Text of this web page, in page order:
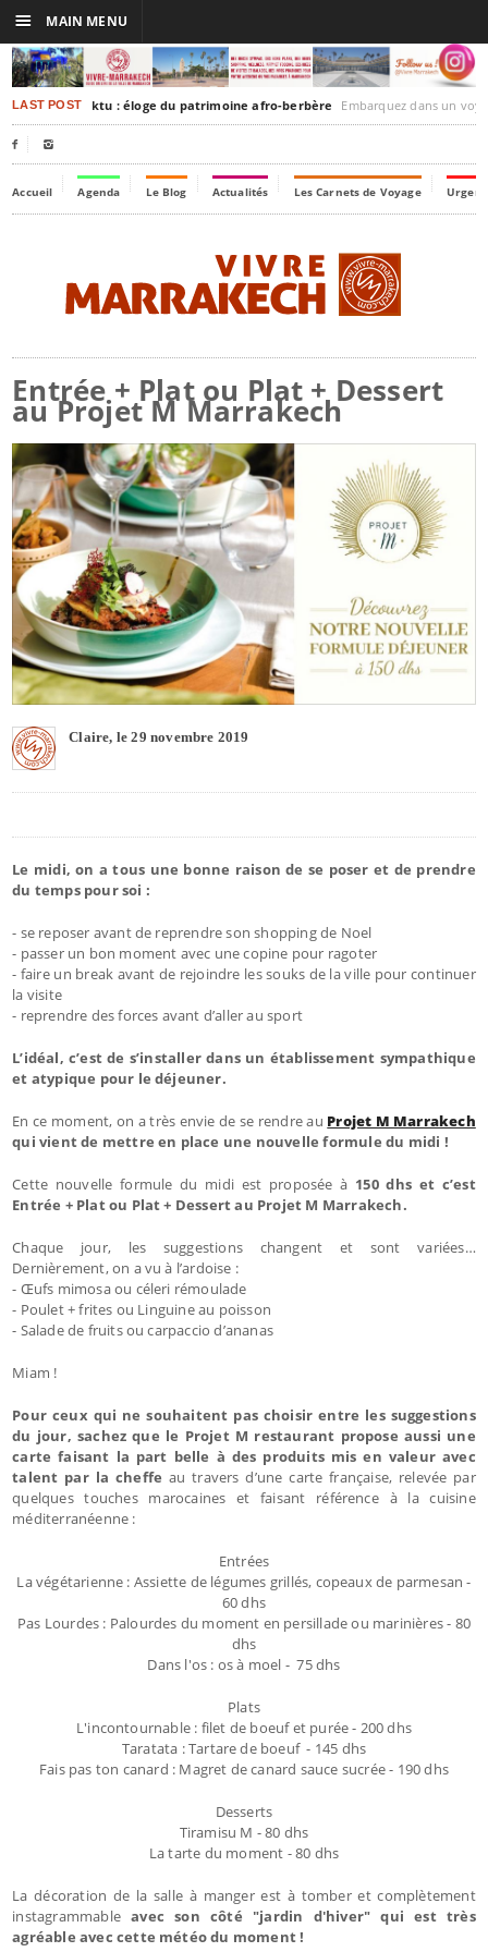
LAST POSTTimbuktu : éloge du patrimoine afro-berbère Embarquez dans un voyage culturel dans le
 
Accueil Agenda Le Blog Actualités Les Carnets de Voyage
Entrée + Plat ou Plat + Dessert
au Projet M Marrakech
Claire, le 29 novembre 2019
Le midi, on a tous une bonne raison de se poser et de prendre
du temps pour soi :
- se reposer avant de reprendre son shopping de Noel
- passer un bon moment avec une copine pour ragoter
- faire un break avant de rejoindre les souks de la ville pour continuer
la visite
- reprendre des forces avant d’aller au sport
L’idéal, c’est de s’installer dans un établissement sympathique
et atypique pour le déjeuner.
En ce moment, on a très envie de se rendre au Projet M Marrakech
qui vient de mettre en place une nouvelle formule du midi !
Cette nouvelle formule du midi est proposée à 150 dhs et c’est
Entrée + Plat ou Plat + Dessert au Projet M Marrakech.
Chaque jour, les suggestions changent et sont variées…
Dernièrement, on a vu à l’ardoise :
- Œufs mimosa ou céleri rémoulade
- Poulet + frites ou Linguine au poisson
- Salade de fruits ou carpaccio d’ananas
Miam !
Pour ceux qui ne souhaitent pas choisir entre les suggestions
du jour, sachez que le Projet M restaurant propose aussi une
carte faisant la part belle à des produits mis en valeur avec
talent par la cheffe au travers d’une carte française, relevée par
quelques touches marocaines et faisant référence à la cuisine
méditerranéenne :
Entrées
La végétarienne : Assiette de légumes grillés, copeaux de parmesan -
60 dhs
Pas Lourdes : Palourdes du moment en persillade ou marinières - 80
dhs
Dans l'os : os à moel - 75 dhs
Plats
L'incontournable : filet de boeuf et purée - 200 dhs
Taratata : Tartare de boeuf - 145 dhs
Fais pas ton canard : Magret de canard sauce sucrée - 190 dhs
Desserts
Tiramisu M - 80 dhs
La tarte du moment - 80 dhs
La décoration de la salle à manger est à tomber et complètement
instagrammableavec son côté "jardin d'hiver" qui est très
agréable avec cette météo du moment !
☰ MAIN MENU